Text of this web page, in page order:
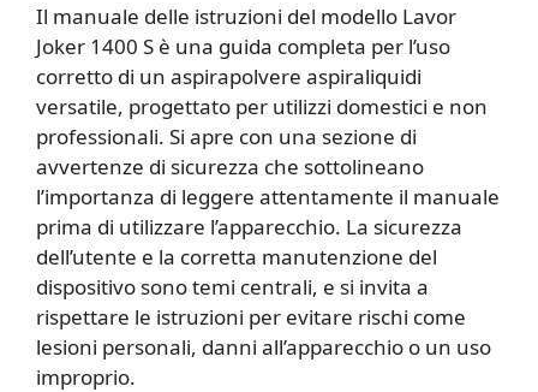
Il manuale delle istruzioni del modello Lavor
Joker 1400 S è una guida completa per l’uso
corretto di un aspirapolvere aspiraliquidi
versatile, progettato per utilizzi domestici e non
professionali. Si apre con una sezione di
avvertenze di sicurezza che sottolineano
l’importanza di leggere attentamente il manuale
prima di utilizzare l’apparecchio. La sicurezza
dell’utente e la corretta manutenzione del
dispositivo sono temi centrali, e si invita a
rispettare le istruzioni per evitare rischi come
lesioni personali, danni all’apparecchio o un uso
improprio.